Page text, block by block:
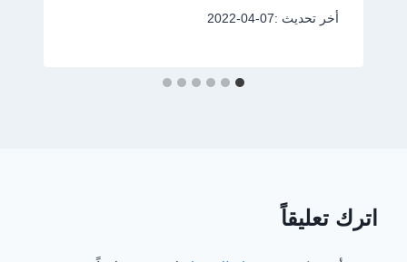
أخر تحديث :2022-04-07
اترك تعليقاً